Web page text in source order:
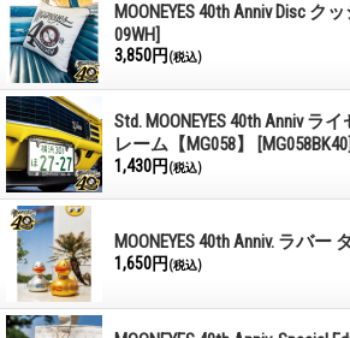
MOONEYES 40th Anniv Disc ク
09WH]
3,850円 (税込)
Std. MOONEYES 40th Anniv ラ
レーム【MG058】
[MG058BK40]
1,430円 (税込)
MOONEYES 40th Anniv. ラバー
1,650円 (税込)